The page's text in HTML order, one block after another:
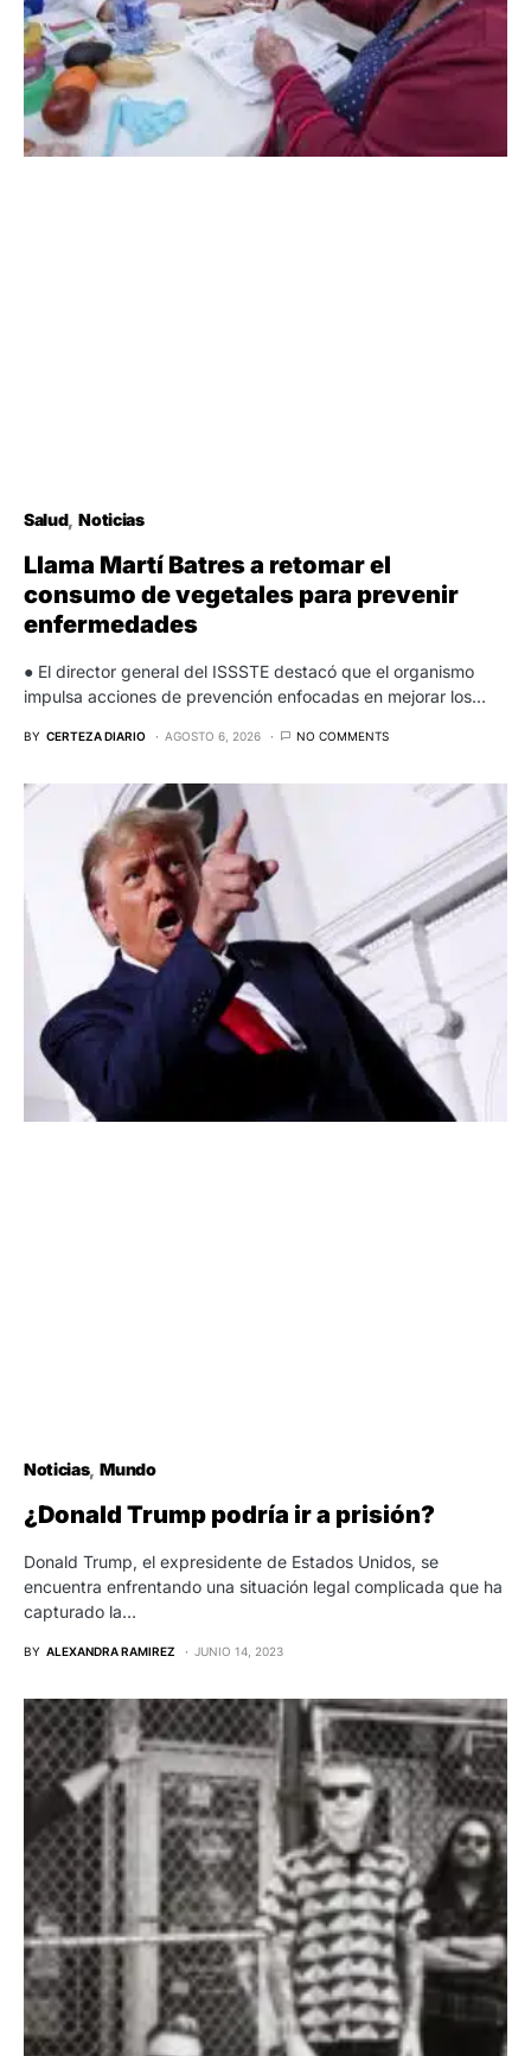
Salud Noticias
Llama Martí Batres a retomar el
consumo de vegetales para prevenir
enfermedades
● El director general del ISSSTE destacó que el organismo
impulsa acciones de prevención enfocadas en mejorar los…
BY CERTEZA DIARIO AGOSTO 6, 2026 NO COMMENTS
Noticias Mundo
¿Donald Trump podría ir a prisión?
Donald Trump, el expresidente de Estados Unidos, se
encuentra enfrentando una situación legal complicada que ha
capturado la…
BY ALEXANDRA RAMIREZ JUNIO 14, 2023